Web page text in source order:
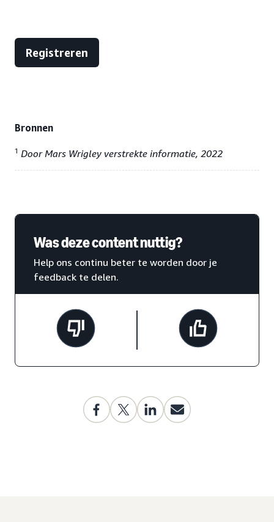
Registreren
Bronnen
1 Door Mars Wrigley verstrekte informatie, 2022
Was deze content nuttig?
Help ons continu beter te worden door je
feedback te delen.